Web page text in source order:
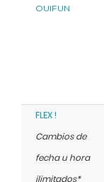
OUIFUN
FLEX !
Cambios de
fecha u hora
ilimitados*